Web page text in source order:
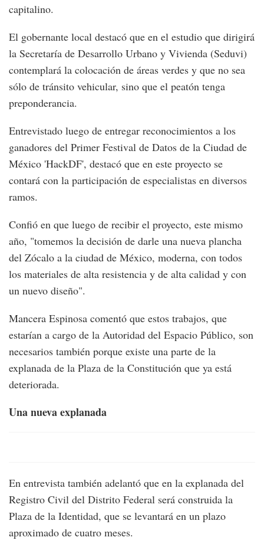
capitalino.
El gobernante local destacó que en el estudio que dirigirá
la Secretaría de Desarrollo Urbano y Vivienda (Seduvi)
contemplará la colocación de áreas verdes y que no sea
sólo de tránsito vehicular, sino que el peatón tenga
preponderancia.
Entrevistado luego de entregar reconocimientos a los
ganadores del Primer Festival de Datos de la Ciudad de
México 'HackDF', destacó que en este proyecto se
contará con la participación de especialistas en diversos
ramos.
Confió en que luego de recibir el proyecto, este mismo
año, "tomemos la decisión de darle una nueva plancha
del Zócalo a la ciudad de México, moderna, con todos
los materiales de alta resistencia y de alta calidad y con
un nuevo diseño".
Mancera Espinosa comentó que estos trabajos, que
estarían a cargo de la Autoridad del Espacio Público, son
necesarios también porque existe una parte de la
explanada de la Plaza de la Constitución que ya está
deteriorada.
Una nueva explanada
En entrevista también adelantó que en la explanada del
Registro Civil del Distrito Federal será construida la
Plaza de la Identidad, que se levantará en un plazo
aproximado de cuatro meses.